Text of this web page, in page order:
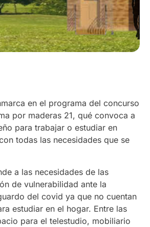
en el programa del concurso
por maderas 21, qué convoca a
para trabajar o estudiar en
todas las necesidades que se
a las necesidades de las
de vulnerabilidad ante la
del covid ya que no cuentan
estudiar en el hogar. Entre las
para el telestudio, mobiliario